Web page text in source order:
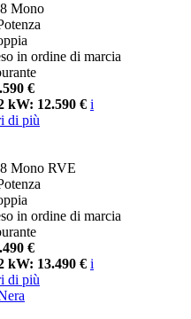
Mono
in ordine di marcia
€
kW: 12.590 € i
di più
Mono RVE
in ordine di marcia
€
kW: 13.490 € i
di più